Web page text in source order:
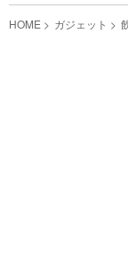
HOME ガジェット